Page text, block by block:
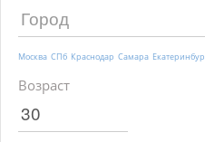
Москва СПб Краснодар Самара
Возраст